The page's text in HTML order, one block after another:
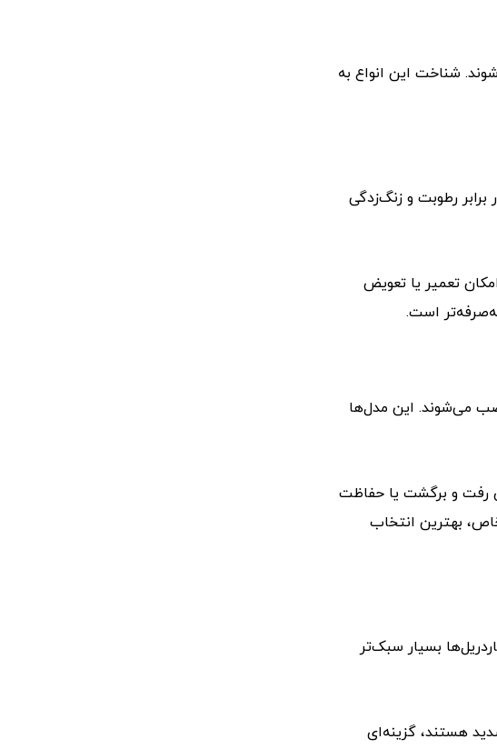
شناخت این انواع به
برابر رطوبت و زنگ‌زدگی
تعمیر یا تعویض
است.
می‌شوند. این مدل‌ها
رفت و برگشت یا حفاظت
بهترین انتخاب
بسیار سبک‌تر
هستند، گزینه‌ای